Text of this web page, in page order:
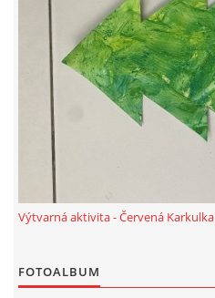
Výtvarná aktivita - Červená Karkulka
FOTOALBUM